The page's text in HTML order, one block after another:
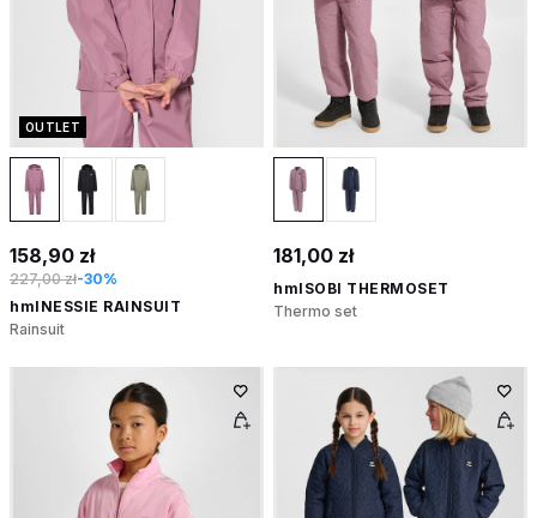
OUTLET
158,90 zł
227,00 zł-30%
hmlNESSIE RAINSUIT
Rainsuit
181,00 zł
hmlSOBI THERMOSET
Thermo set